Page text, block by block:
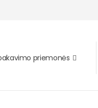
priemonės